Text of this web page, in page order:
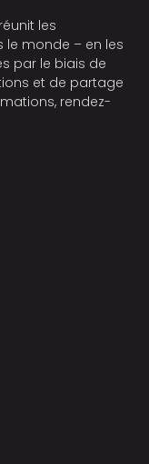
les
le monde – en les
par le biais de
et de partage
rendez-